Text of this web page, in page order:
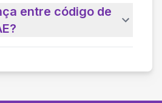
entre código de